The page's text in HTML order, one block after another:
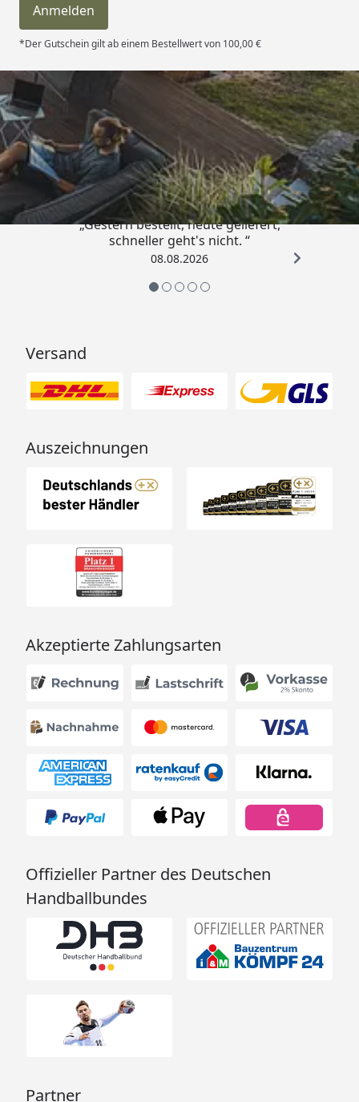
Anmelden
*Der Gutschein gilt ab einem Bestellwert von 100,00 €
Trusted Shops
4,81/ 5
„Gestern bestellt, heute geliefert,
schneller geht's nicht. “
08.08.2026
Versand
Auszeichnungen
Akzeptierte Zahlungsarten
Offizieller Partner des Deutschen
Handballbundes
Partner